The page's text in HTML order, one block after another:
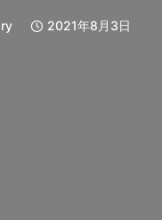
2021年8月3日